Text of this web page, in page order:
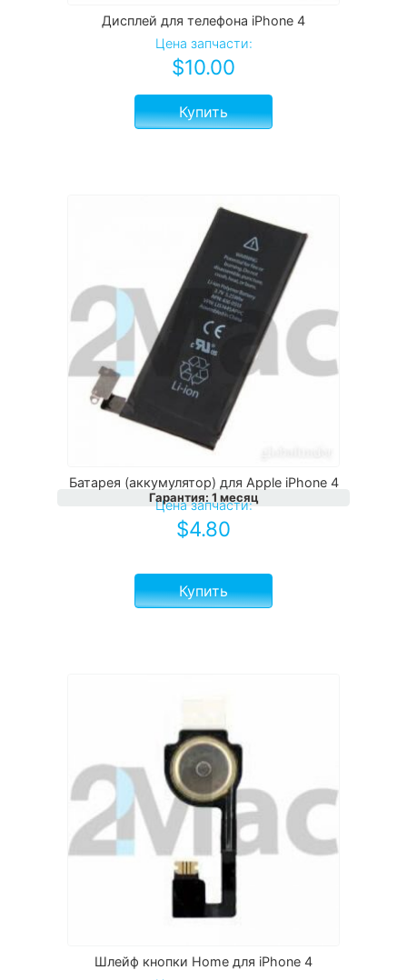
Дисплей для телефона iPhone 4
Цена запчасти:
$10.00
Купить
Батарея (аккумулятор) для Apple iPhone 4
Цена запчасти:
$4.80
Гарантия: 1 месяц
Купить
Шлейф кнопки Home для iPhone 4